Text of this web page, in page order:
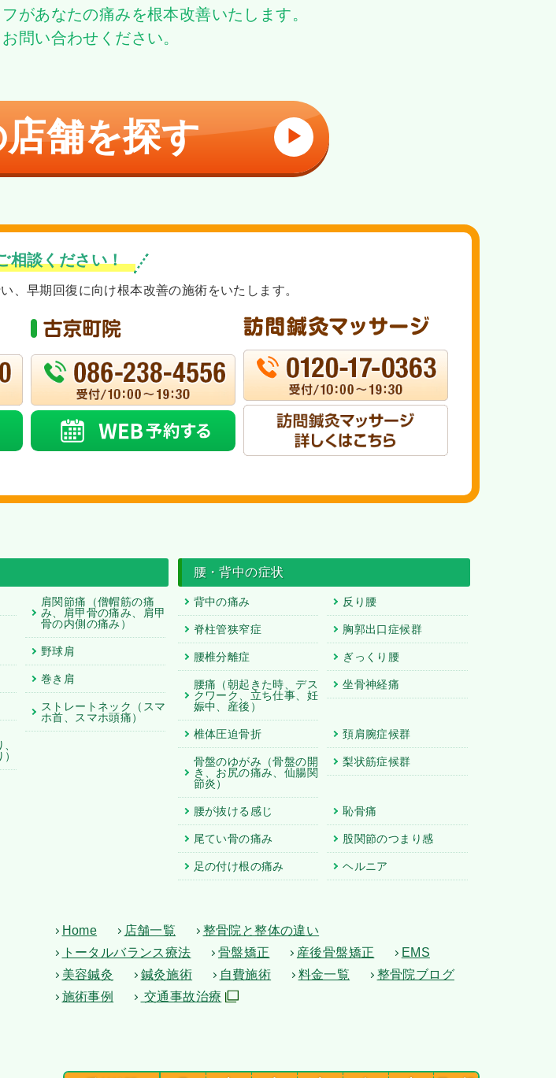
があなたの痛みを根本改善いたします。
問い合わせください。
舗を探す ▶
相談ください！
、早期回復に向け根本改善の施術をいたします。
肩関節痛 （僧帽筋の痛
み、肩甲骨の痛み、肩甲
骨の内側の痛み）
野球肩
巻き肩
ストレートネック
（スマ
ホ首、スマホ頭痛）
腰・背中の症状
背中の痛み 反り腰
脊柱管狭窄症 胸郭出口症候群
腰椎分離症 ぎっくり腰
腰痛 （朝起きた時、デス
クワーク、立ち仕事、妊
娠中、産後）
坐骨神経痛
椎体圧迫骨折 頚肩腕症候群
骨盤のゆがみ （骨盤の開
き、お尻の痛み、仙腸関
節炎）
梨状筋症候群
腰が抜ける感じ 恥骨痛
尾てい骨の痛み 股関節のつまり感
足の付け根の痛み ヘルニア
Home 店舗一覧
整骨院と整体の違い
トータルバランス療法
骨盤矯正 産後骨盤矯正
EMS
美容鍼灸
鍼灸施術 自費施術 料金一覧
整骨院ブログ
施術事例
交通事故治療